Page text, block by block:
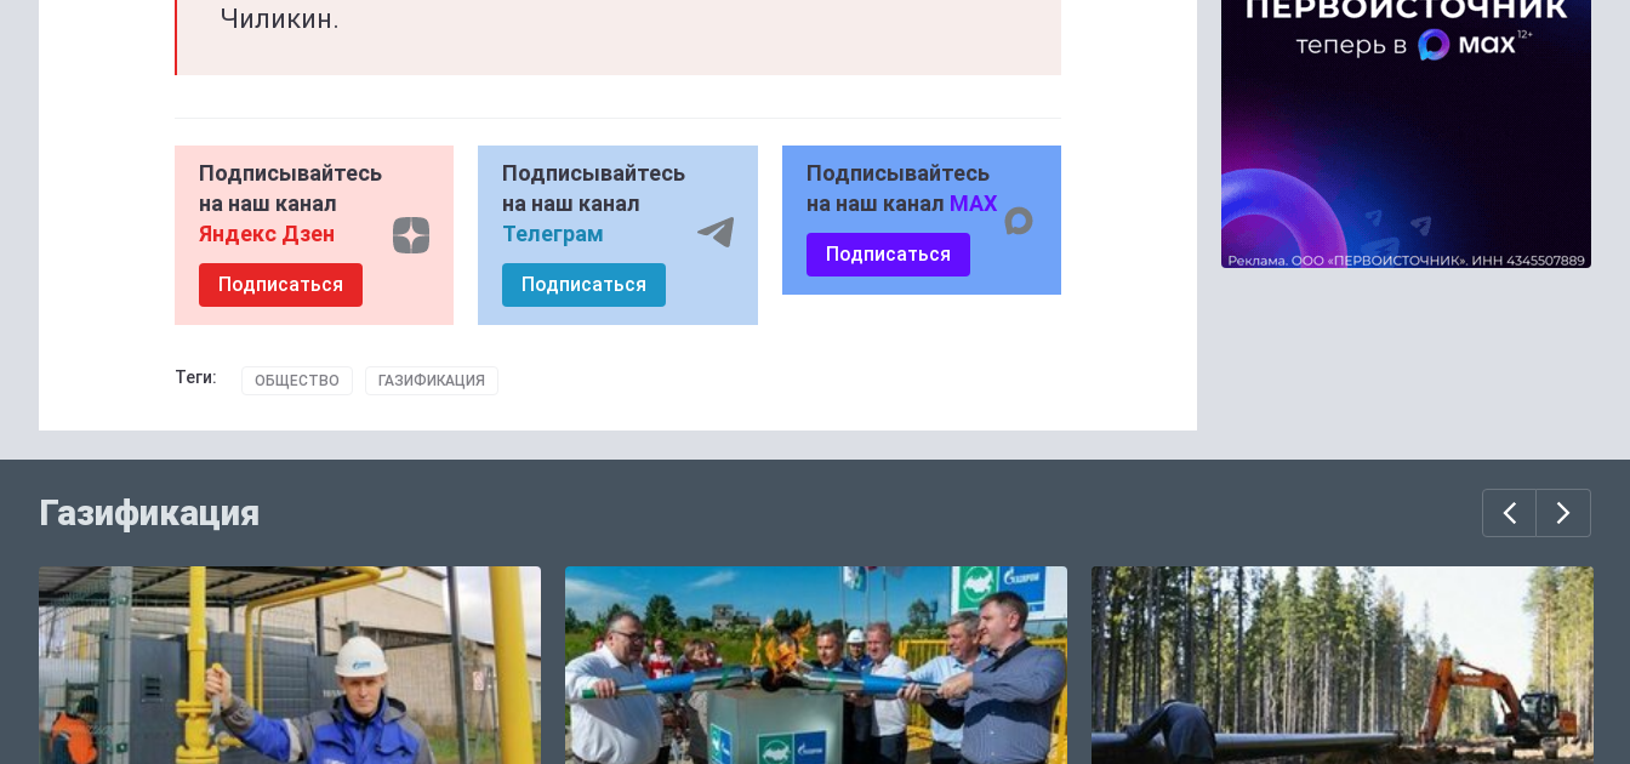
Чиликин.
Подписывайтесь
на наш канал
Яндекс Дзен
Подписаться
Подписывайтесь
на наш канал
Телеграм
Подписаться
Подписывайтесь
на наш канал MAX
Подписаться
Теги: ОБЩЕСТВО ГАЗИФИКАЦИЯ
Газификация